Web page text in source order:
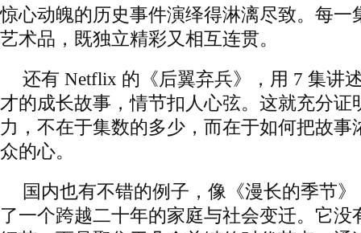
惊心动魄的历史事件演绎得淋漓尽致。每一
艺术品，既独立精彩又相互连贯。
还有 Netflix 的《后翼弃兵》，用 7 集讲
才的成长故事，情节扣人心弦。这就充分证
力，不在于集数的多少，而在于如何把故事
众的心。
国内也有不错的例子，像《漫长的季节
了一个跨越二十年的家庭与社会变迁。它没